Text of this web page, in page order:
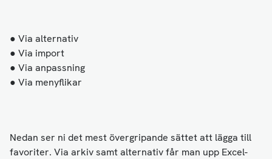
● Via alternativ
● Via import
● Via anpassning
● Via menyflikar
Nedan ser ni det mest övergripande sättet att lägga till
favoriter. Via arkiv samt alternativ får man upp Excel-